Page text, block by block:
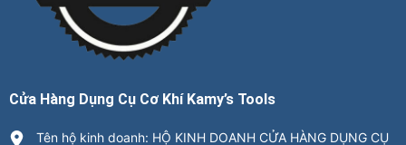
Cửa Hàng Dụng Cụ Cơ Khí Kamy’s Tools
Tên hộ kinh doanh: HỘ KINH DOANH CỬA HÀNG DỤNG CỤ